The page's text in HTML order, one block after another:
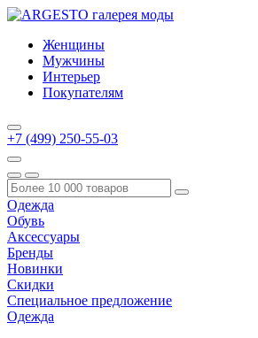
Женщины
Мужчины
Интерьер
Покупателям
+7 (499) 250-55-03
Одежда
Обувь
Аксессуары
Бренды
Новинки
Скидки
Специальное предложение
Одежда